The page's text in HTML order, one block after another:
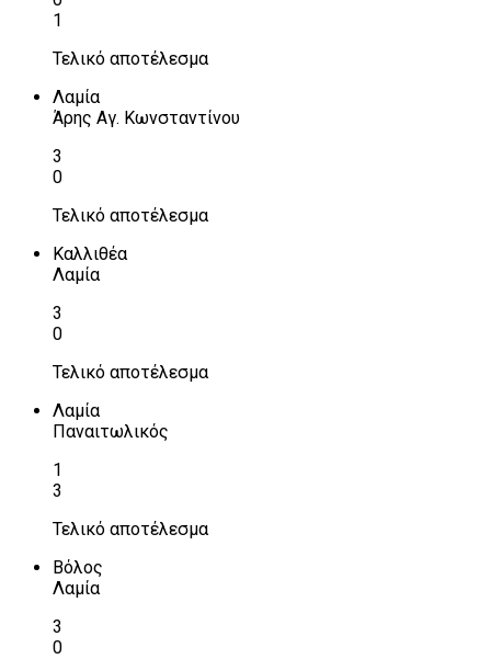
1
Τελικό αποτέλεσμα
Λαμία
Άρης Αγ. Κωνσταντίνου
3
0
Τελικό αποτέλεσμα
Καλλιθέα
Λαμία
3
0
Τελικό αποτέλεσμα
Λαμία
Παναιτωλικός
1
3
Τελικό αποτέλεσμα
Βόλος
Λαμία
3
0